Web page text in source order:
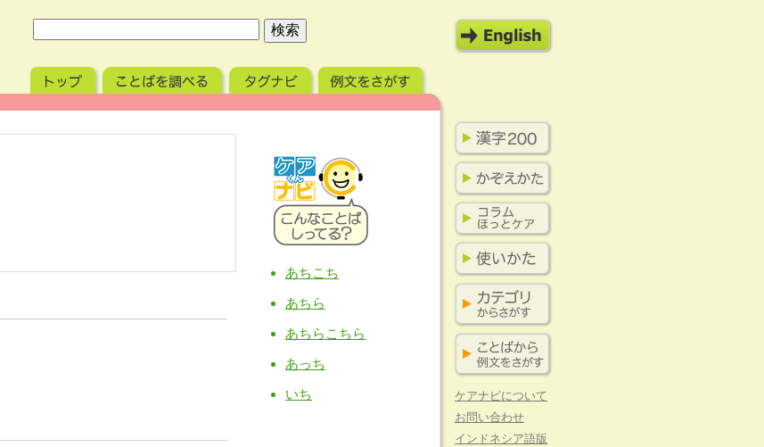
あちこち
あちら
あちらこちら
あっち
いち
ケアナビについて
お問い合わせ
インドネシア語版